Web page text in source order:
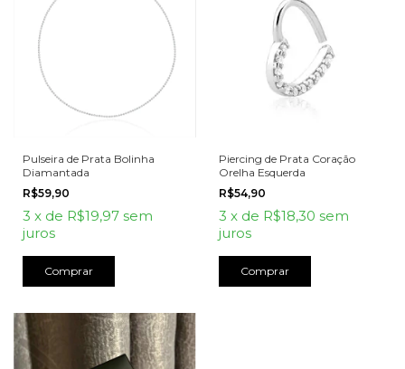
Pulseira de Prata Bolinha
Diamantada
R$59,90
3 x de R$19,97 sem
juros
Piercing de Prata Coração
Orelha Esquerda
R$54,90
3 x de R$18,30 sem
juros